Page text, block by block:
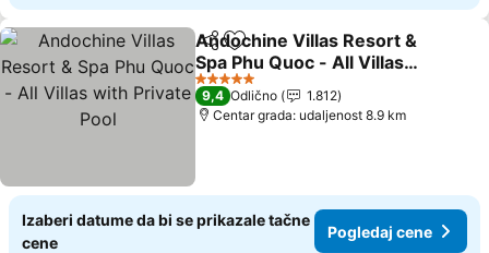
Deli Dodati u favorite
Andochine Villas Resort &
Spa Phu Quoc - All Villas
with Private Pool
Pogledaj cene
5 Zvezdice
9,4 Odlično
1.812
Centar grada: udaljenost 8.9 km
Izaberi datume da bi se prikazale tačne
cene
Pogledaj cene